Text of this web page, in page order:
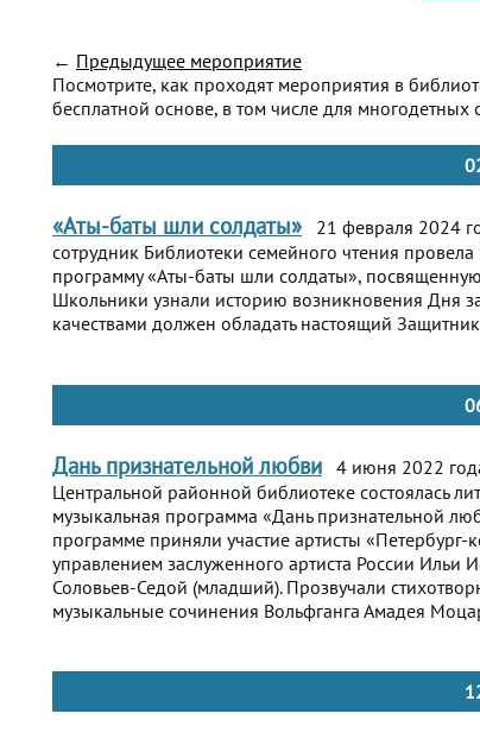
← Предыдущее мероприятие
Посмотрите, как проходят мероприятия в
бесплатной основе, в том числе для многодетных
«Аты-баты шли солдаты»
21 февраля 2024
сотрудник Библиотеки семейного чтения
программу «Аты-баты шли солдаты»,
Школьники узнали историю возникновения Дня
качествами должен обладать настоящий
Дань признательной любви 4 июня 2022
Центральной районной библиотеке состоялась
музыкальная программа «Дань признательной
программе приняли участие артисты
управлением заслуженного артиста России Ильи
Соловьев-Седой (младший). Прозвучали
музыкальные сочинения Вольфганга Амадея